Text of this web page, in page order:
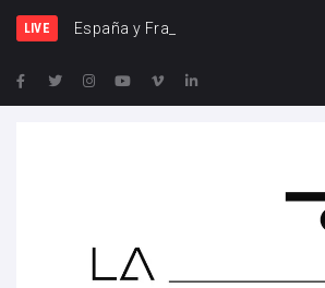
LIVE España y Francia, una rivalidad que